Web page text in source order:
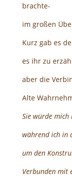
brachte-
im großen
Kurz gab es
es ihr zu
aber die
Alte
Sie würde mich
während ich in
um den
Verbunden mit